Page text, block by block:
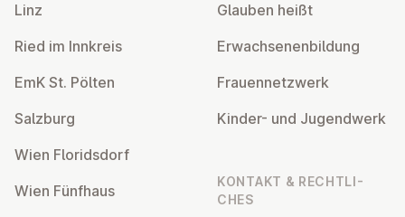
Linz
Ried im Innkreis
EmK St. Pölten
Salzburg
Wien Flo­rids­dorf
Wien Fünfhaus
Glauben heißt
Er­wach­se­nen­bil­dung
Frau­en­netz­werk
Kinder- und Ju­gend­werk
KONTAKT & RECHT­LI­
CHES